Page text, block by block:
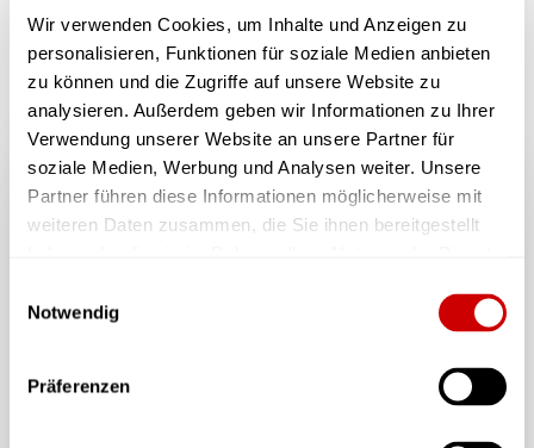
Wir verwenden Cookies, um Inhalte und Anzeigen zu
personalisieren, Funktionen für soziale Medien anbieten
zu können und die Zugriffe auf unsere Website zu
analysieren. Außerdem geben wir Informationen zu Ihrer
Verwendung unserer Website an unsere Partner für
soziale Medien, Werbung und Analysen weiter. Unsere
Partner führen diese Informationen möglicherweise mit
weiteren Daten zusammen, die Sie ihnen bereitgestellt
Notwendig
Präferenzen